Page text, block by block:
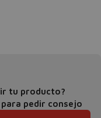
tu producto?
pedir consejo